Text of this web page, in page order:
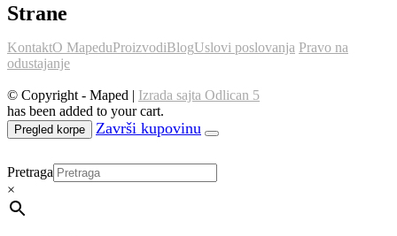
Strane
KontaktO MapeduProizvodiBlogUslovi poslovanja Pravo na
odustajanje
© Copyright - Maped | Izrada sajta Odlican 5
has been added to your cart.
Pregled korpe
Pretraga
×